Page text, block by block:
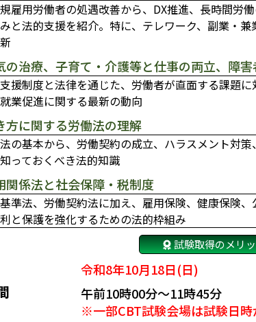
雇用労働者の処遇改善から、DX推進、長時間労
と法的支援を紹介。特に、テレワーク、副業・
の治療、子育て・介護等と仕事の両立、障
援制度と法律を通じた、労働者が直面する課題
業促進に関する最新の動向
方に関する労働法の理解
の基本から、労働契約の成立、ハラスメント対
っておくべき法的知識
関係法と社会保障・税制度
準法、労働契約法に加え、雇用保険、健康保険
と保護を強化するための法的枠組み
試験取得のメリ
令和8年10月18日(日)
午前10時00分～11時45分
※一部CBT試験会場は試験日時